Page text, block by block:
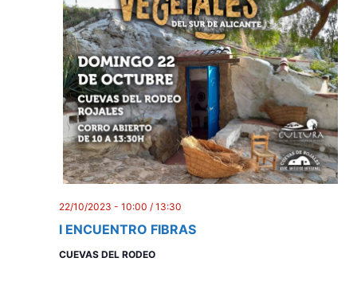
I ENCUENTRO FIBRAS
22/10/2023 - 10:00 / 13:30
CUEVAS DEL RODEO